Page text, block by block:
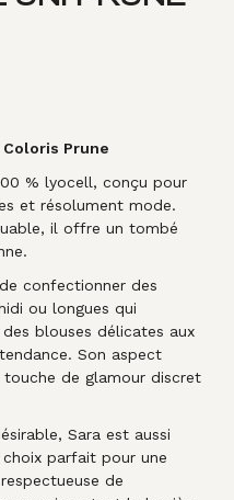
Prune
% lyocell, conçu pour
et résolument mode.
il offre un tombé
confectionner des
ou longues qui
blouses délicates aux
Son aspect
touche de glamour discret
Sara est aussi
parfait pour une
de